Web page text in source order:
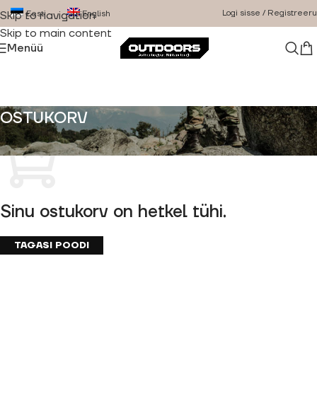
Skip to navigation
Skip to main content
Eesti English Logi sisse / Registreeru
Menüü
OSTUKORV
Sinu ostukorv on hetkel tühi.
TAGASI POODI